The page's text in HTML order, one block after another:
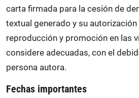
carta firmada para la cesión de
textual generado y su
reproducción y promoción en las
considere adecuadas, con el
persona autora.
Fechas importantes